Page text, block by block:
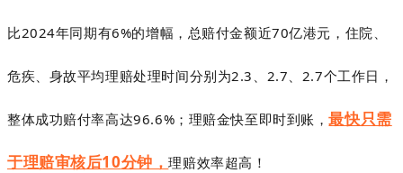
比2024年同期有6%的增幅，总赔付金额近70亿港元，住院、
危疾、身故平均理赔处理时间分别为2.3、2.7、2.7个工作日，
整体成功赔付率高达96.6%；理赔金快至即时到账，最快只需
于理赔审核后10分钟，理赔效率超高！